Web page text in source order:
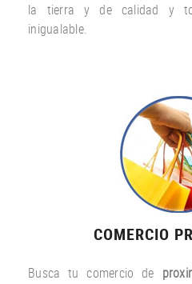
la tierra y de calidad y
inigualable.
COMERCIO
Busca tu comercio de